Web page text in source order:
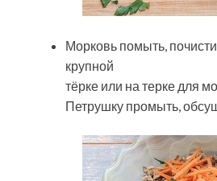
Морковь помыть,
крупной
тёрке или на терке для
Петрушку промыть,